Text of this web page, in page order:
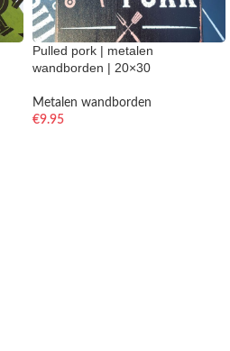
Pulled pork | metalen
wandborden | 20×30
Metalen wandborden
€9.95